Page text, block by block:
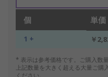
個 単価
1 + ￥
* 表示は参考価格です。ご購入数
上記数量を大きく超える大量ご購